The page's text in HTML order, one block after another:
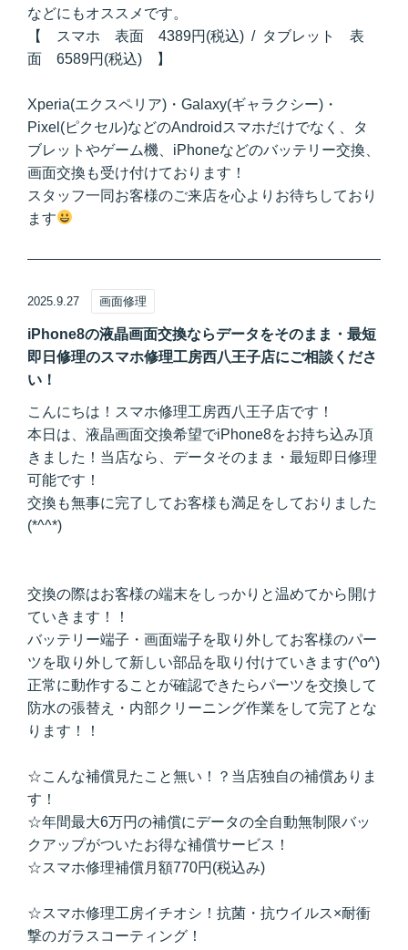
などにもオススメです。
【 スマホ 表面 4389円(税込) / タブレット 表
面 6589円(税込) 】
Xperia(エクスペリア)・Galaxy(ギャラクシー)・
Pixel(ピクセル)などのAndroidスマホだけでなく、タ
ブレットやゲーム機、iPhoneなどのバッテリー交換、
画面交換も受け付けております！
スタッフ一同お客様のご来店を心よりお待ちしており
ます
2025.9.27 画面修理
iPhone8の液晶画面交換ならデータをそのまま・最短
即日修理のスマホ修理工房西八王子店にご相談くださ
い！
こんにちは！スマホ修理工房西八王子店です！
本日は、液晶画面交換希望でiPhone8をお持ち込み頂
きました！当店なら、データそのまま・最短即日修理
可能です！
交換も無事に完了してお客様も満足をしておりました
(*^^*)
交換の際はお客様の端末をしっかりと温めてから開け
ていきます！！
バッテリー端子・画面端子を取り外してお客様のパー
ツを取り外して新しい部品を取り付けていきます(^o^)
正常に動作することが確認できたらパーツを交換して
防水の張替え・内部クリーニング作業をして完了とな
ります！！
☆こんな補償見たこと無い！？当店独自の補償ありま
す！
☆年間最大6万円の補償にデータの全自動無制限バッ
クアップがついたお得な補償サービス！
☆スマホ修理補償月額770円(税込み)
☆スマホ修理工房イチオシ！抗菌・抗ウイルス×耐衝
撃のガラスコーティング！